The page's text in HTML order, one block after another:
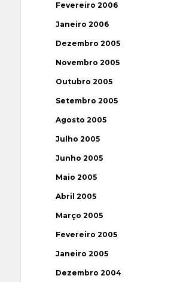
Fevereiro 2006
Janeiro 2006
Dezembro 2005
Novembro 2005
Outubro 2005
Setembro 2005
Agosto 2005
Julho 2005
Junho 2005
Maio 2005
Abril 2005
Março 2005
Fevereiro 2005
Janeiro 2005
Dezembro 2004